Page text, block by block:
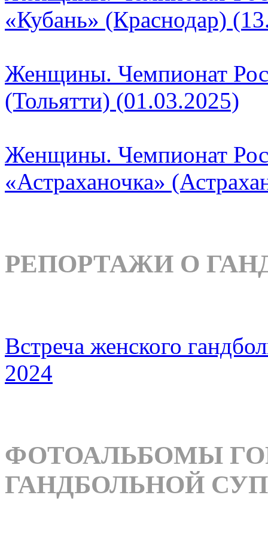
«Кубань» (Краснодар)
Женщины. Чемпионат
(Тольятти) (01.03.2025)
Женщины. Чемпионат
«Астраханочка»
РЕПОРТАЖИ О
Встреча женского
2024
ФОТОАЛЬБОМЫ
ГАНДБОЛЬНОЙ